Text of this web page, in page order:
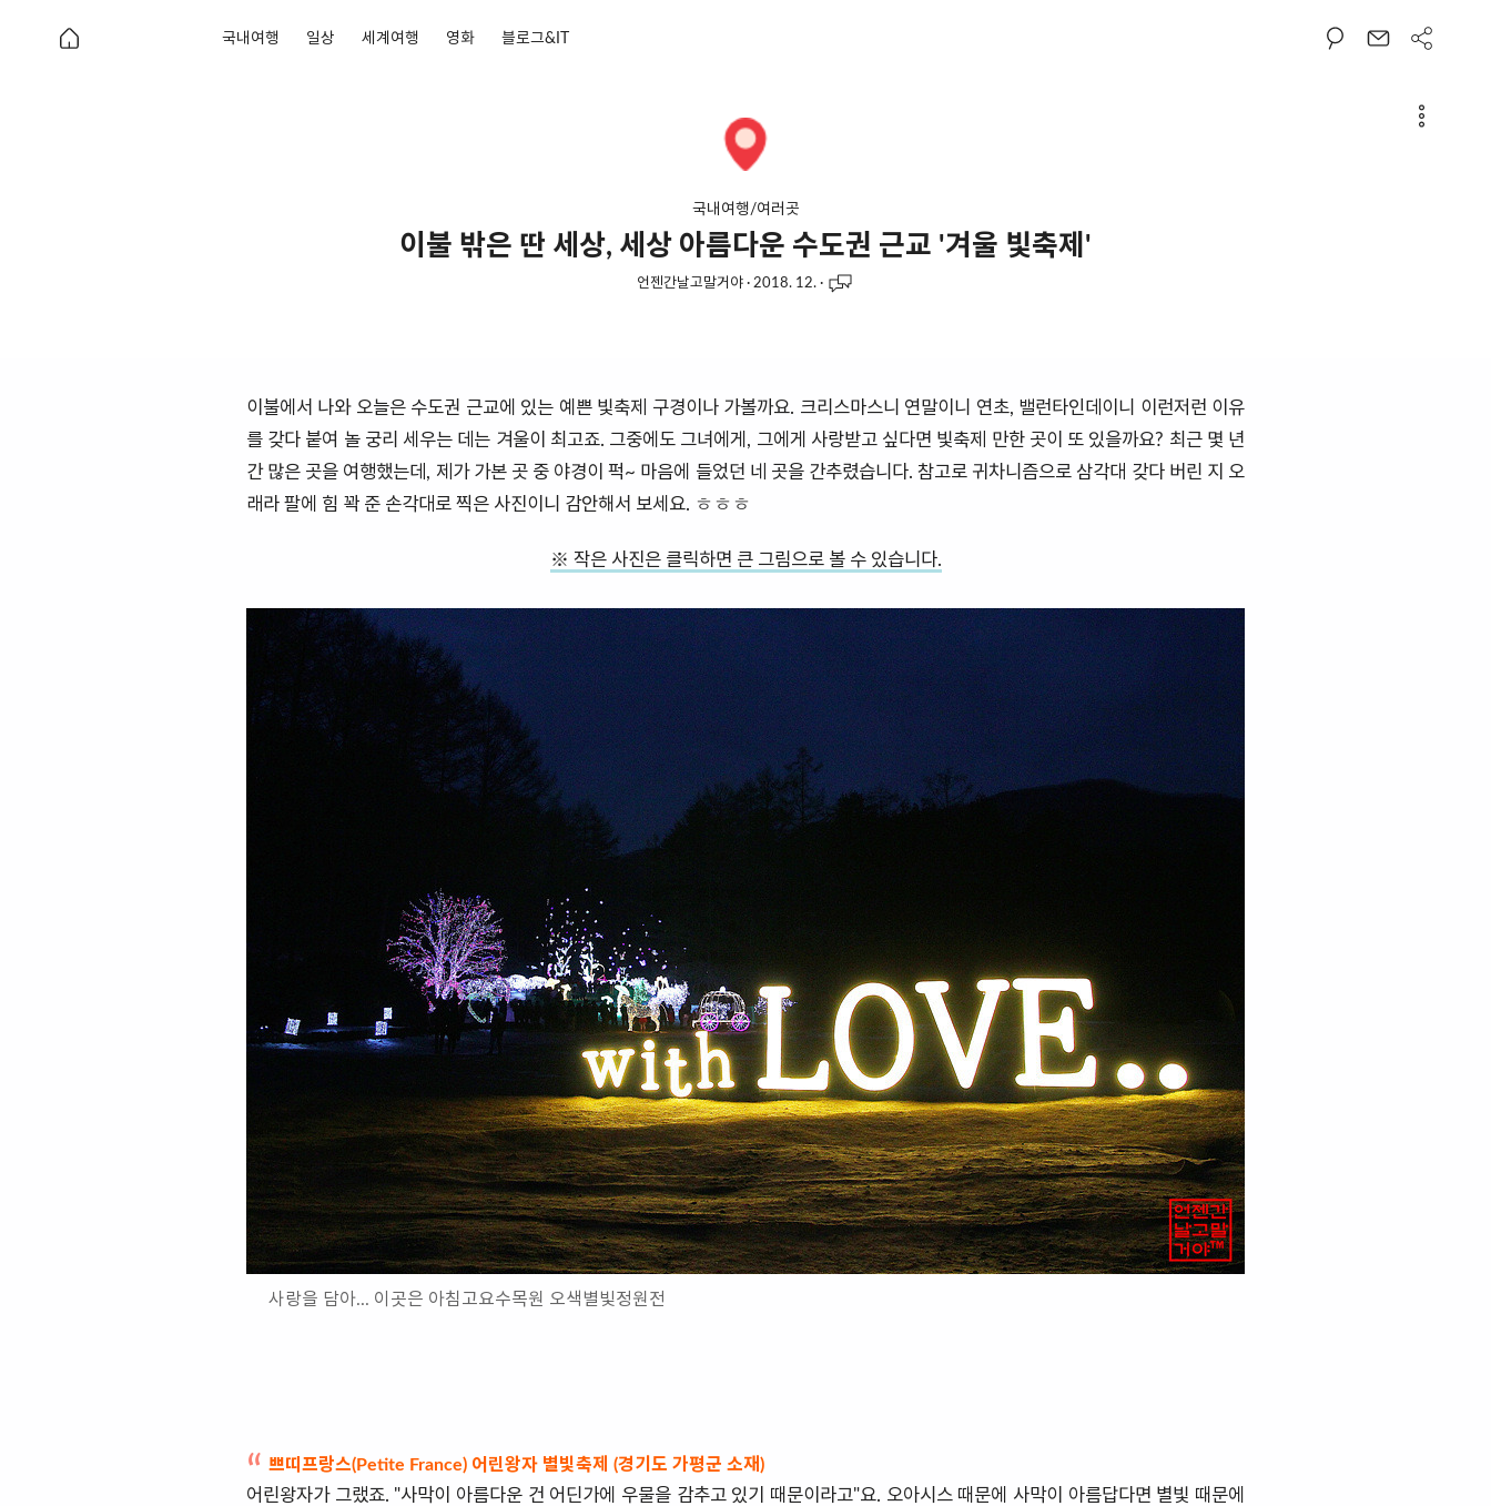
국내여행 일상 세계여행 영화 블로그&IT
국내여행/여러곳
이불 밖은 딴 세상, 세상 아름다운 수도권 근교 '겨울 빛축제'
언젠간날고말거야 · 2018. 12. ·
이불에서 나와 오늘은 수도권 근교에 있는 예쁜 빛축제 구경이나 가볼까요. 크리스마스니 연말이니 연초, 밸런타인데이니 이런저런 이유
를 갖다 붙여 놀 궁리 세우는 데는 겨울이 최고죠. 그중에도 그녀에게, 그에게 사랑받고 싶다면 빛축제 만한 곳이 또 있을까요? 최근 몇 년
간 많은 곳을 여행했는데, 제가 가본 곳 중 야경이 퍽~ 마음에 들었던 네 곳을 간추렸습니다. 참고로 귀차니즘으로 삼각대 갖다 버린 지 오
래라 팔에 힘 꽉 준 손각대로 찍은 사진이니 감안해서 보세요. ㅎㅎㅎ
※ 작은 사진은 클릭하면 큰 그림으로 볼 수 있습니다.
사랑을 담아... 이곳은 아침고요수목원 오색별빛정원전
쁘띠프랑스(Petite France) 어린왕자 별빛축제 (경기도 가평군 소재)
어린왕자가 그랬죠. "사막이 아름다운 건 어딘가에 우물을 감추고 있기 때문이라고"요. 오아시스 때문에 사막이 아름답다면 별빛 때문에